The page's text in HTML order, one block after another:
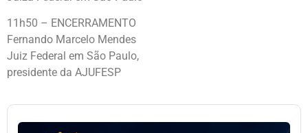
11h50 – ENCERRAMENTO
Fernando Marcelo Mendes
Juiz Federal em São Paulo,
presidente da AJUFESP